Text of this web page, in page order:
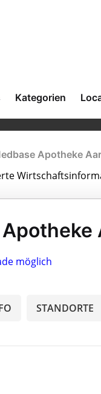
Kategorien
Apotheke
möglich
STANDORTE